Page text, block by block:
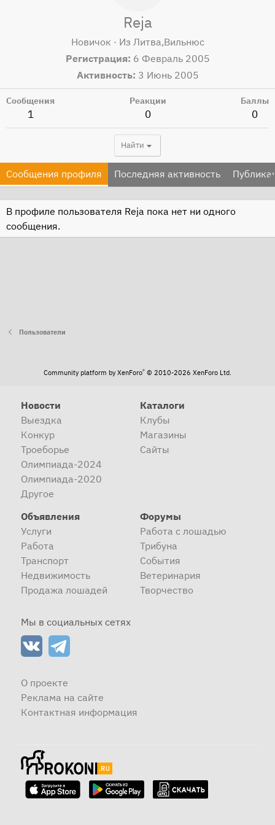
Reja
Новичок · Из Литва,Вильнюс
Регистрация 6 Февраль 2005
Активность 3 Июнь 2005
Сообщения
1
Реакции
0
Баллы
0
Найти
Сообщения профиля Последняя активность
В профиле пользователя Reja пока нет ни одного
сообщения.
Пользователи
Community platform by XenForo® © 2010-2026 XenForo Ltd.
Новости
Выездка
Конкур
Троеборье
Олимпиада-2024
Олимпиада-2020
Другое
Каталоги
Клубы
Магазины
Сайты
Объявления
Услуги
Работа
Транспорт
Недвижимость
Продажа лошадей
Форумы
Работа с лошадью
Трибуна
События
Ветеринария
Творчество
Мы в социальных сетях
О проекте
Реклама на сайте
Контактная информация